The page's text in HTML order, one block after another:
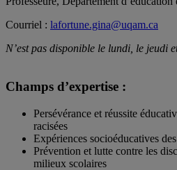
Courriel : lafortune.gina@uqam.ca
N’est pas disponible le lundi, le jeudi
Champs d’expertise :
Persévérance et réussite
racisées
Expériences socioéducatives
Prévention et lutte contre les
milieux scolaires